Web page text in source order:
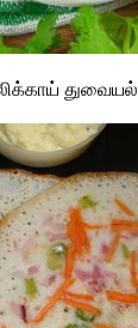
துவையல்